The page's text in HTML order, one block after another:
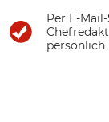
Per E-
persönlich